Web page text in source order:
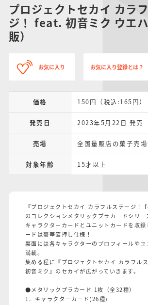
プロジェクトセカイ カラ
ジ！ feat. 初音ミク ウエ
販）
お気に入り お気に入り登録とは？
価格 150円（税込:165円）
発売日 2023年5月22日 発売
売場 全国量販店の菓子売場
対象年齢 15才以上
『プロジェクトセカイ カラフルステージ！
のコレクションメタリックプラカードシリー
キャラクターカードとユニットカードを収録
ードは豪華箔押し仕様！
裏面には各キャラクターのプロフィールや
満載。
集める程に『プロジェクトセカイ カラフル
初音ミク』のセカイが広がっていきます。
●メタリックプラカード 1枚（全32種）
1．キャラクターカード(26種)